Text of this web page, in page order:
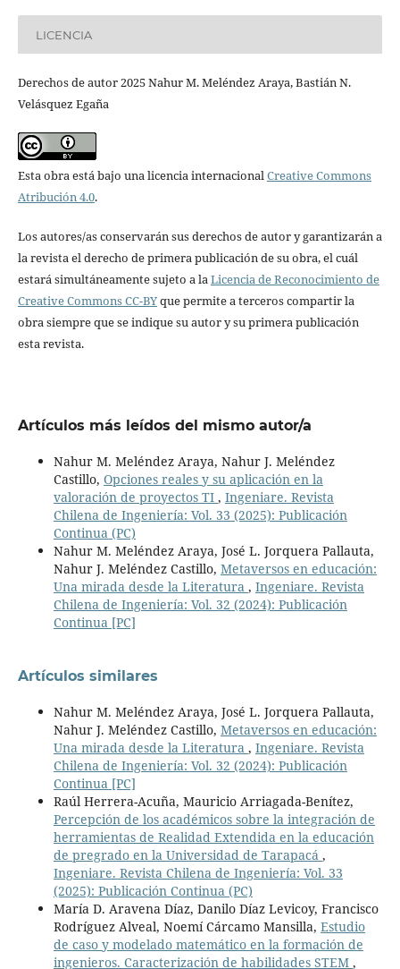
LICENCIA
Derechos de autor 2025 Nahur M. Meléndez Araya, Bastián N.
Velásquez Egaña
Esta obra está bajo una licencia internacionalCreative Commons
Atribución 4.0.
Los autores/as conservarán sus derechos de autor y garantizarán a
la revista el derecho de primera publicación de su obra, el cuál
estará simultáneamente sujeto a laLicencia de Reconocimiento de
Creative Commons CC-BYque permite a terceros compartir la
obra siempre que se indique su autor y su primera publicación
esta revista.
Artículos más leídos del mismo autor/a
Nahur M. Meléndez Araya, Nahur J. Meléndez
Castillo, Opciones reales y su aplicación en la
valoración de proyectos TI , Ingeniare. Revista
Chilena de Ingeniería: Vol. 33 (2025): Publicación
Continua (PC)
Nahur M. Meléndez Araya, José L. Jorquera Pallauta,
Nahur J. Meléndez Castillo, Metaversos en educación:
Una mirada desde la Literatura , Ingeniare. Revista
Chilena de Ingeniería: Vol. 32 (2024): Publicación
Continua [PC]
Artículos similares
Nahur M. Meléndez Araya, José L. Jorquera Pallauta,
Nahur J. Meléndez Castillo, Metaversos en educación:
Una mirada desde la Literatura , Ingeniare. Revista
Chilena de Ingeniería: Vol. 32 (2024): Publicación
Continua [PC]
Raúl Herrera-Acuña, Mauricio Arriagada-Benítez,
Percepción de los académicos sobre la integración de
herramientas de Realidad Extendida en la educación
de pregrado en la Universidad de Tarapacá ,
Ingeniare. Revista Chilena de Ingeniería: Vol. 33
(2025): Publicación Continua (PC)
María D. Aravena Díaz, Danilo Díaz Levicoy, Francisco
Rodríguez Alveal, Noemí Cárcamo Mansilla, Estudio
de caso y modelado matemático en la formación de
ingenieros. Caracterización de habilidades STEM ,